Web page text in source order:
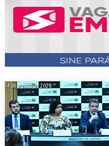
4 de agosto de 2026